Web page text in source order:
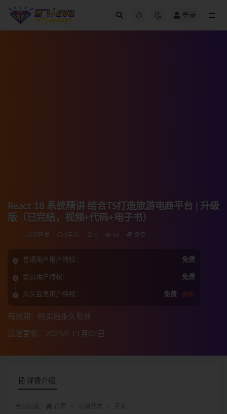
登录
React 18 系统精讲 结合TS打造旅游电商平台 | 升级
版（已完结，视频+代码+电子书）
前端开发 3年前 0 63 免费
普通用户用户特权： 免费
会员用户特权： 免费
永久会员用户特权： 免费 推荐
有效期：购买后永久有效
最近更新：2025年11月02日
详情介绍